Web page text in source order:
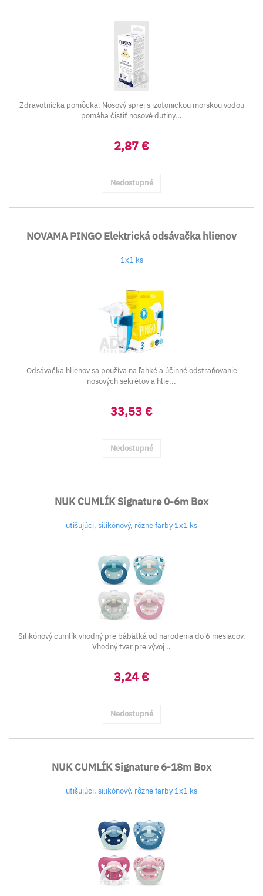
Zdravotnícka pomôcka. Nosový sprej s izotonickou morskou vodou
pomáha čistiť nosové dutiny...
2,87 €
Nedostupné
NOVAMA PINGO Elektrická odsávačka hlienov
1x1 ks
Odsávačka hlienov sa používa na ľahké a účinné odstraňovanie
nosových sekrétov a hlie...
33,53 €
Nedostupné
NUK CUMLÍK Signature 0-6m Box
utišujúci, silikónový, rôzne farby 1x1 ks
Silikónový cumlík vhodný pre bábätká od narodenia do 6 mesiacov.
Vhodný tvar pre vývoj ..
3,24 €
Nedostupné
NUK CUMLÍK Signature 6-18m Box
utišujúci, silikónový, rôzne farby 1x1 ks